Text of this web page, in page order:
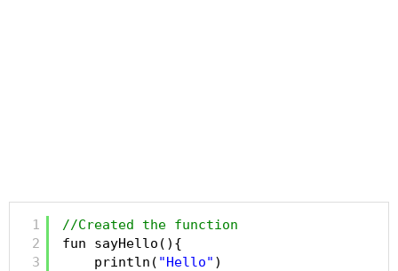
1
2
3
//Created the function
fun sayHello(){
println( "Hello" )